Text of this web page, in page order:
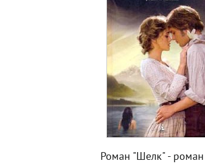
Роман "Шелк" - роман